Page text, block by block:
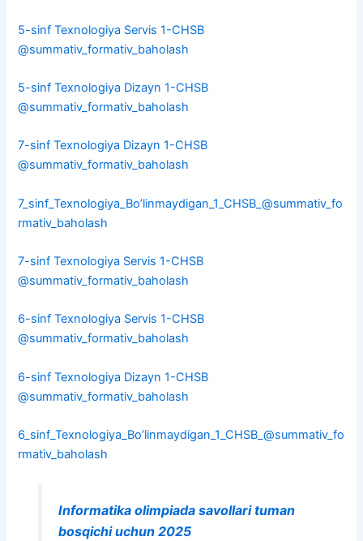
5-sinf Texnologiya Servis 1-CHSB
@summativ_formativ_baholash
5-sinf Texnologiya Dizayn 1-CHSB
@summativ_formativ_baholash
7-sinf Texnologiya Dizayn 1-CHSB
@summativ_formativ_baholash
7_sinf_Texnologiya_Bo’linmaydigan_1_CHSB_@summativ_fo
rmativ_baholash
7-sinf Texnologiya Servis 1-CHSB
@summativ_formativ_baholash
6-sinf Texnologiya Servis 1-CHSB
@summativ_formativ_baholash
6-sinf Texnologiya Dizayn 1-CHSB
@summativ_formativ_baholash
6_sinf_Texnologiya_Bo’linmaydigan_1_CHSB_@summativ_fo
rmativ_baholash
Informatika olimpiada savollari tuman
bosqichi uchun 2025